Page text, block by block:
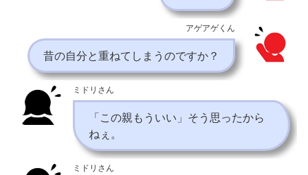
アゲアゲくん
昔の自分と重ねてしまうのですか？
ミドリさん
「この親もういい」そう思ったから
ねぇ。
ミドリさん